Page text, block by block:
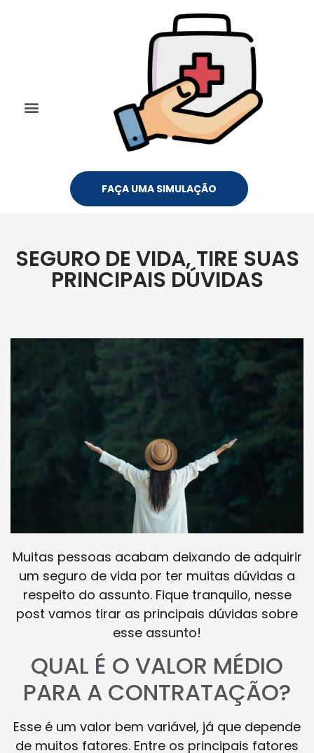
FAÇA UMA SIMULAÇÃO
SEGURO DE VIDA, TIRE SUAS
PRINCIPAIS DÚVIDAS
Muitas pessoas acabam deixando de adquirir
um seguro de vida por ter muitas dúvidas a
respeito do assunto. Fique tranquilo, nesse
post vamos tirar as principais dúvidas sobre
esse assunto!
QUAL É O VALOR MÉDIO
PARA A CONTRATAÇÃO?
Esse é um valor bem variável, já que depende
de muitos fatores. Entre os principais fatores